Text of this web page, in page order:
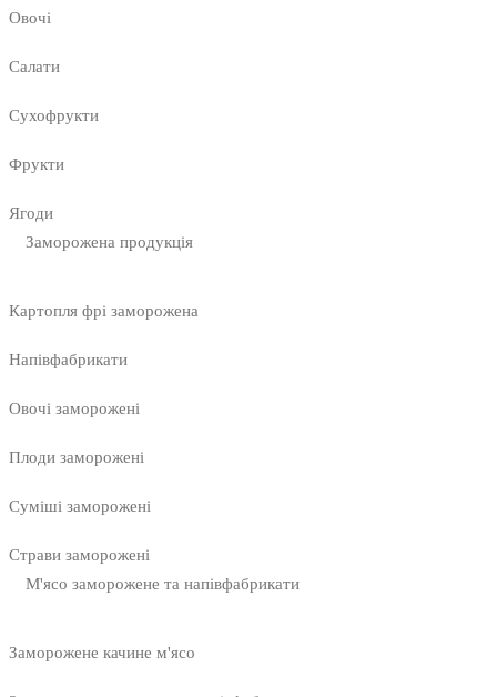
Овочі
Салати
Сухофрукти
Фрукти
Ягоди
Заморожена продукція
Картопля фрі заморожена
Напівфабрикати
Овочі заморожені
Плоди заморожені
Суміші заморожені
Страви заморожені
М'ясо заморожене та напівфабрикати
Заморожене качине м'ясо